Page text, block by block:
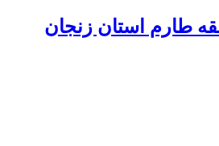
‏طارم استان زنجان